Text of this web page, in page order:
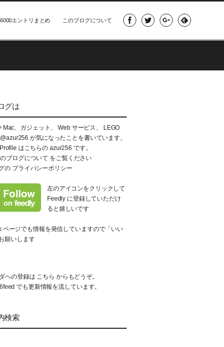
エントリまとめ このブログについて
グは
Mac、ガジェット、 Web サービス、 LEGO
@azur256 が気になったことを書いています。
はこちらの azur256 です。
ブログについて をご覧ください
の プライバシーポリシー
左のアイコンをクリックして
Feedly に登録していただけ
ると嬉しいです
ページでも情報を発信していますので「いい
願いします
への登録は こちら からもどうぞ。
でも更新情報を流しています。
検索